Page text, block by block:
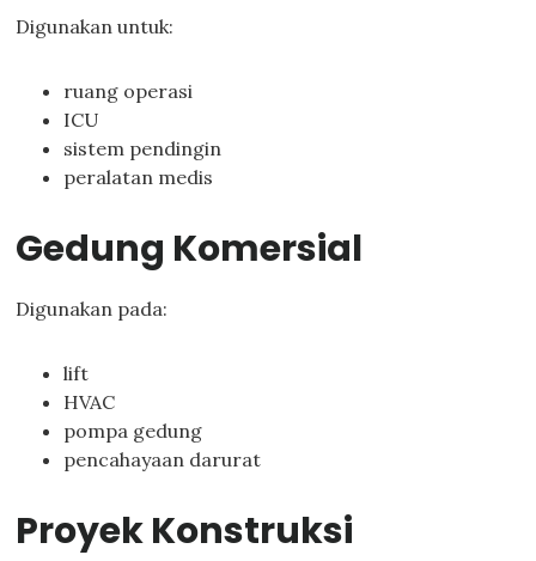
Digunakan untuk:
ruang operasi
ICU
sistem pendingin
peralatan medis
Gedung Komersial
Digunakan pada:
lift
HVAC
pompa gedung
pencahayaan darurat
Proyek Konstruksi